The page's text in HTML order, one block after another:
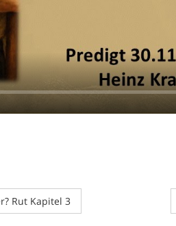
Rut Kapitel 3